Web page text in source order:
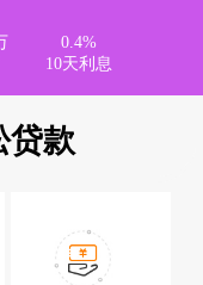
0.4%
10天利息
贷款